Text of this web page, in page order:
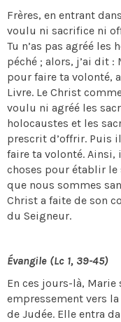
Frères, en entrant
voulu ni sacrifice ni
Tu n’as pas agréé
péché ; alors, j’ai dit
pour faire ta volonté,
Livre. Le Christ
voulu ni agréé les
holocaustes et les
prescrit d’offrir. Puis
faire ta volonté.
choses pour établir le
que nous sommes
Christ a faite de son
du Seigneur.
Évangile (Lc 1, 39-45)
En ces jours-là,
empressement vers
de Judée. Elle entra